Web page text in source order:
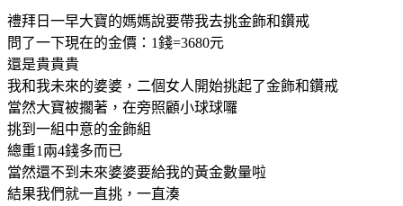
禮拜日一早大寶的媽媽說要帶我去挑金飾和鑽戒
問了一下現在的金價：1錢=3680元
還是貴貴貴
我和我未來的婆婆，二個女人開始挑起了金飾和鑽戒
當然大寶被擱著，在旁照顧小球球囉
挑到一組中意的金飾組
總重1兩4錢多而已
當然還不到未來婆婆要給我的黃金數量啦
結果我們就一直挑，一直湊